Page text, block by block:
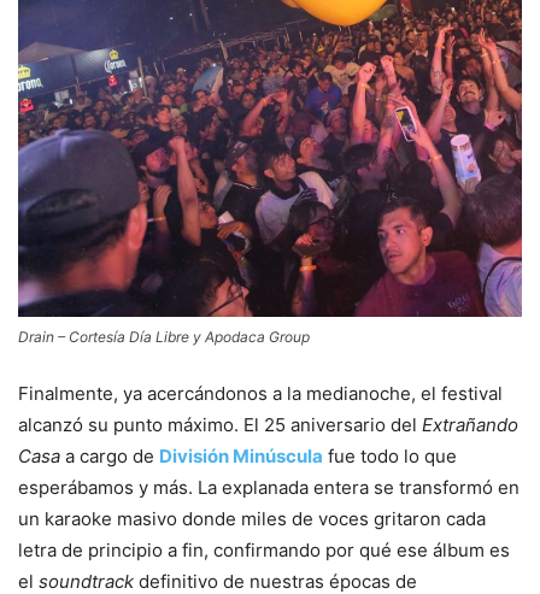
Drain – Cortesía Día Libre y Apodaca Group
Finalmente, ya acercándonos a la medianoche, el festival
alcanzó su punto máximo. El 25 aniversario del Extrañando
Casa a cargo de División Minúscula fue todo lo que
esperábamos y más. La explanada entera se transformó en
un karaoke masivo donde miles de voces gritaron cada
letra de principio a fin, confirmando por qué ese álbum es
el soundtrack definitivo de nuestras épocas de